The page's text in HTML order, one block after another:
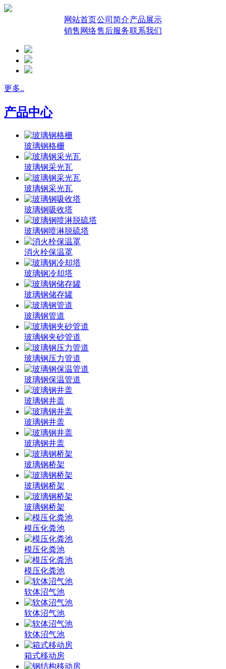
网站首页公司简介产品展示
销售网络售后服务联系我们
更多..
产品中心
玻璃钢格栅
玻璃钢采光瓦
玻璃钢采光瓦
玻璃钢吸收塔
玻璃钢喷淋脱硫塔
消火栓保温罩
玻璃钢冷却塔
玻璃钢储存罐
玻璃钢管道
玻璃钢夹砂管道
玻璃钢压力管道
玻璃钢保温管道
玻璃钢井盖
玻璃钢井盖
玻璃钢井盖
玻璃钢桥架
玻璃钢桥架
玻璃钢桥架
模压化粪池
模压化粪池
模压化粪池
软体沼气池
软体沼气池
软体沼气池
箱式移动房